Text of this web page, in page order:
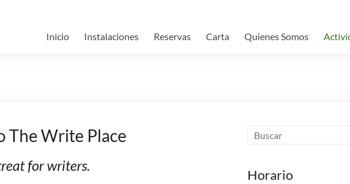
Inicio Instalaciones Reservas Carta Quienes Somos
The Write Place
for writers.
Horario